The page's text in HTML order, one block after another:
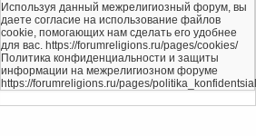
Используя данный межрелигиозный форум, вы
даете согласие на использование файлов
cookie, помогающих нам сделать его удобнее
для вас. https://forumreligions.ru/pages/cookies/
Политика конфиденциальности и защиты
информации на межрелигиозном форуме
https://forumreligions.ru/pages/